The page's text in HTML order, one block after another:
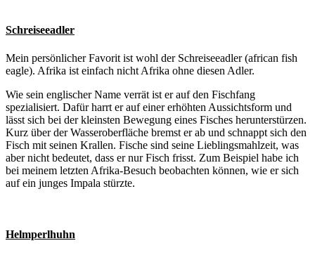
Schreiseeadler
Mein persönlicher Favorit ist wohl der Schreiseeadler (african fish
eagle). Afrika ist einfach nicht Afrika ohne diesen Adler.
Wie sein englischer Name verrät ist er auf den Fischfang
spezialisiert. Dafür harrt er auf einer erhöhten Aussichtsform und
lässt sich bei der kleinsten Bewegung eines Fisches herunterstürzen.
Kurz über der Wasseroberfläche bremst er ab und schnappt sich den
Fisch mit seinen Krallen. Fische sind seine Lieblingsmahlzeit, was
aber nicht bedeutet, dass er nur Fisch frisst. Zum Beispiel habe ich
bei meinem letzten Afrika-Besuch beobachten können, wie er sich
auf ein junges Impala stürzte.
Helmperlhuhn